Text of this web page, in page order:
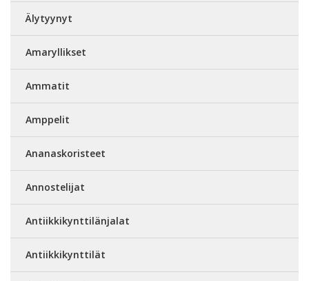
Älytyynyt
Amaryllikset
Ammatit
Amppelit
Ananaskoristeet
Annostelijat
Antiikkikynttilänjalat
Antiikkikynttilät